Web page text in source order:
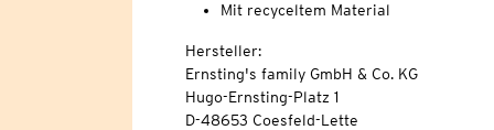
Mit recyceltem Material
Hersteller:
Ernsting's family GmbH & Co. KG
Hugo-Ernsting-Platz 1
D-48653 Coesfeld-Lette